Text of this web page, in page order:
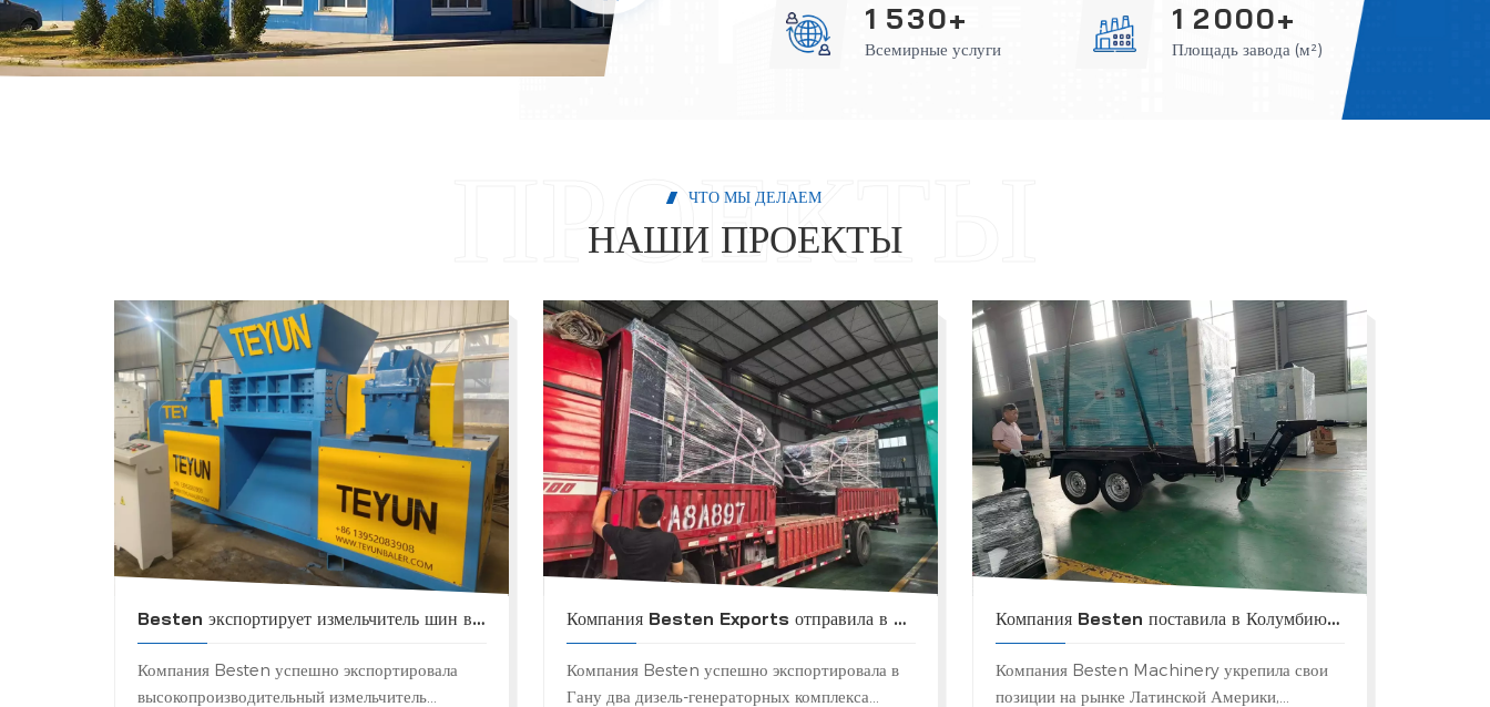
оборудования. В Besten Machinery мы стремимся обеспечить высочайшее
качество — от производства до решения.Техническая командаПеред заказом мы
учитываем все ваши технические требования и предлагаем индивидуальный
обслуживаниеКруглосуточная горячая линия; Пожизненная онлайн-поддержка;
Гарантия один год/1000 часов рабочего времени.
1 530+
Всемирные услуги
1 2000+
Площадь завода (м²)
ЧТО МЫ ДЕЛАЕМ
НАШИ ПРОЕКТЫ
Besten экспортирует измельчитель шин в Мексику
Компания Besten успешно экспортировала
высокопроизводительный измельчитель
Компания Besten Exports отправила в Гану два дизельных генератора открытой рамы мощностью 1000 кВА каждый.
Компания Besten успешно экспортировала в
Гану два дизель-генераторных комплекса
Компания Besten поставила в Колумбию мобильный генератор Cummins мощностью 150 кВт.
Компания Besten Machinery укрепила свои
позиции на рынке Латинской Америки,